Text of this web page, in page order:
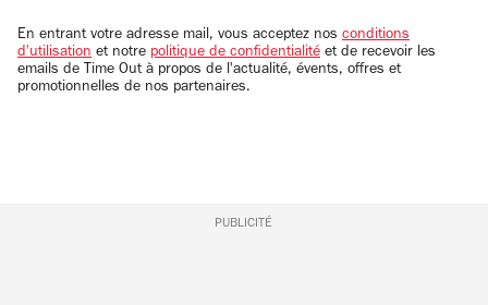
email
En entrant votre adresse mail, vous acceptez nos conditions
d'utilisation et notre politique de confidentialité et de recevoir les
emails de Time Out à propos de l'actualité, évents, offres et
promotionnelles de nos partenaires.
PUBLICITÉ